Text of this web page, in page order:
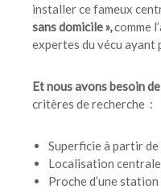
installer ce fameux
sans domicile »,comme
expertes du vécu ayant
Et nous avons besoin
critères de recherche :
Superficie à partir de
Localisation
Proche d’une